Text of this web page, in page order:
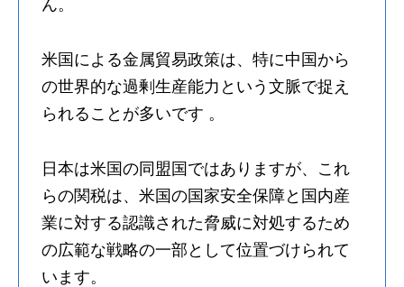
ん。
米国による金属貿易政策は、特に中国から
の世界的な過剰生産能力という文脈で捉え
られることが多いです 。
日本は米国の同盟国ではありますが、これ
らの関税は、米国の国家安全保障と国内産
業に対する認識された脅威に対処するため
の広範な戦略の一部として位置づけられて
います。